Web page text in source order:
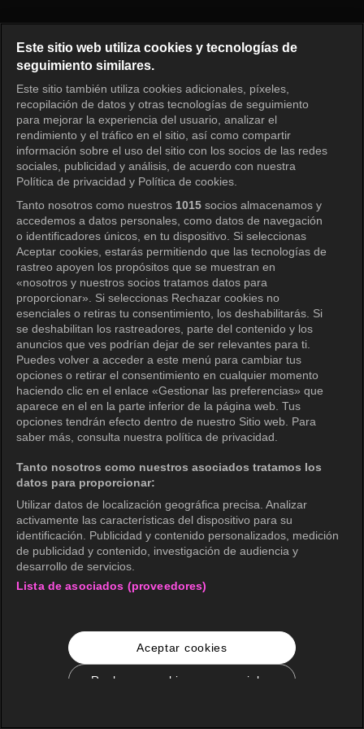
Iniciar sesión
Este sitio web utiliza cookies y tecnologías de
seguimiento similares.
Este sitio también utiliza cookies adicionales, píxeles,
recopilación de datos y otras tecnologías de seguimiento
para mejorar la experiencia del usuario, analizar el
rendimiento y el tráfico en el sitio, así como compartir
información sobre el uso del sitio con los socios de las redes
sociales, publicidad y análisis, de acuerdo con nuestra
Política de privacidad y Política de cookies.
Tanto nosotros como nuestros 1015 socios almacenamos y
accedemos a datos personales, como datos de navegación
o identificadores únicos, en tu dispositivo. Si seleccionas
Aceptar cookies, estarás permitiendo que las tecnologías de
rastreo apoyen los propósitos que se muestran en
«nosotros y nuestros socios tratamos datos para
proporcionar». Si seleccionas Rechazar cookies no
esenciales o retiras tu consentimiento, los deshabilitarás. Si
se deshabilitan los rastreadores, parte del contenido y los
anuncios que ves podrían dejar de ser relevantes para ti.
Puedes volver a acceder a este menú para cambiar tus
opciones o retirar el consentimiento en cualquier momento
haciendo clic en el enlace «Gestionar las preferencias» que
aparece en el en la parte inferior de la página web. Tus
opciones tendrán efecto dentro de nuestro Sitio web. Para
saber más, consulta nuestra política de privacidad.
Tanto nosotros como nuestros asociados tratamos los
datos para proporcionar:
Utilizar datos de localización geográfica precisa. Analizar
activamente las características del dispositivo para su
identificación. Publicidad y contenido personalizados, medición
de publicidad y contenido, investigación de audiencia y
desarrollo de servicios.
Lista de asociados (proveedores)
Aceptar cookies
Rechazar cookies no esenciales